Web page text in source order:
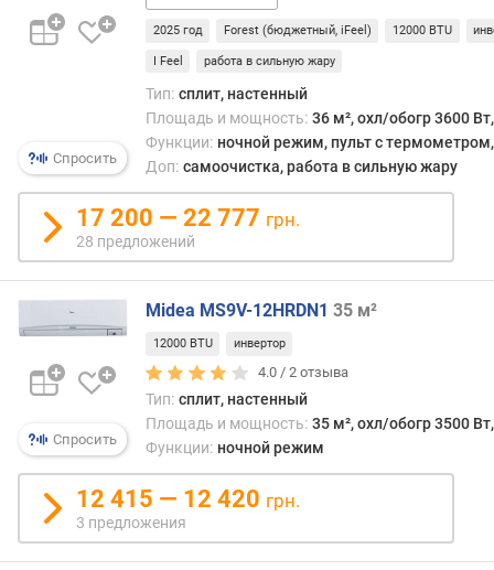
т
ь
и
о
б
о
г
р
в
а
В
т
Спросить
2025 год Forest (бюджетный, iFeel) 12000 BTU
I Feel работа в сильную жару
Тип: сплит, настенный
Площадь и мощность: 36 м², охл/обогр 3600
Функции: ночной режим, пульт с
Доп: самоочистка, работа в сильную жару
17 200 — 22 777 грн.
28 предложений
Спросить
Midea MS9V-12HRDN1 35 м²
12000 BTU инвертор
4.0 /2 отзыва
Тип: сплит, настенный
Площадь и мощность: 35 м², охл/обогр 3500
Функции: ночной режим
12 415 — 12 420 грн.
3 предложения